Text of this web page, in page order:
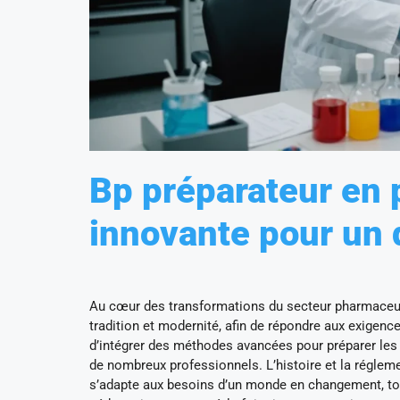
Bp préparateur en
innovante pour un
Au cœur des transformations du secteur
tradition et modernité, afin de répondre aux
d’intégrer des méthodes avancées pour préparer
de nombreux professionnels. L’histoire et la
s’adapte aux besoins d’un monde en changement,